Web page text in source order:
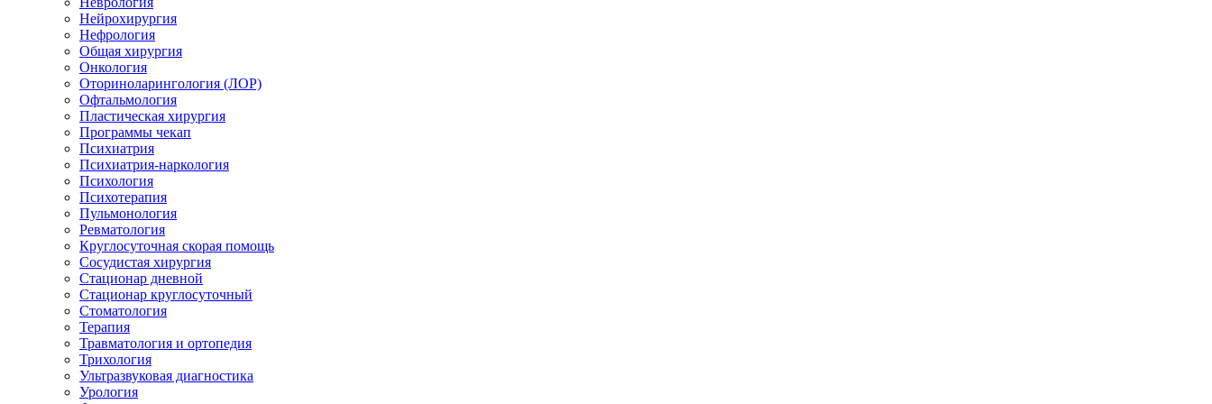
Нейрохирургия
Нефрология
Общая хирургия
Онкология
Оториноларингология (ЛОР)
Офтальмология
Пластическая хирургия
Программы чекап
Психиатрия
Психиатрия-наркология
Психология
Психотерапия
Пульмонология
Ревматология
Круглосуточная скорая помощь
Сосудистая хирургия
Стационар дневной
Стационар круглосуточный
Стоматология
Терапия
Травматология и ортопедия
Трихология
Ультразвуковая диагностика
Урология